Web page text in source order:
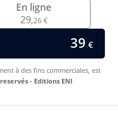
En ligne
29,26 €
39 €
à des fins commerciales, est
- Editions ENI